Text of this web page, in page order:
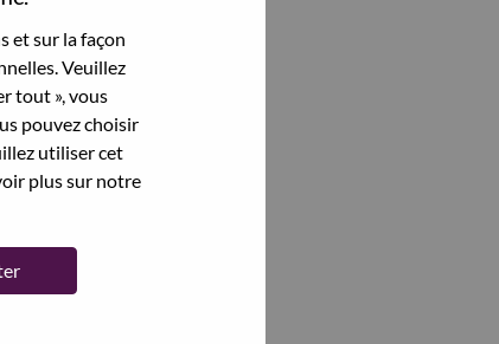
et sur la façon
Veuillez
tout », vous
pouvez choisir
utiliser cet
plus sur notre